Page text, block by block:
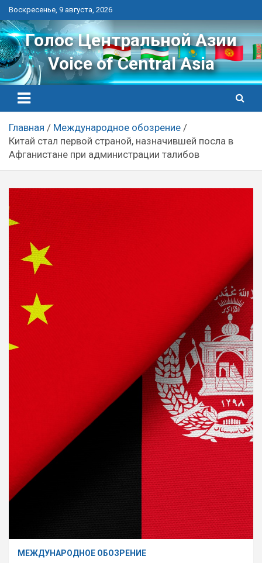
Перейти
к
контенту
Воскресенье, 9 августа, 2026
Голос Центральной Азии
Voice of Central Asia
Главная
Международное обозрение
Китай стал первой страной, назначившей посла в
Афганистане при администрации талибов
МЕЖДУНАРОДНОЕ ОБОЗРЕНИЕ